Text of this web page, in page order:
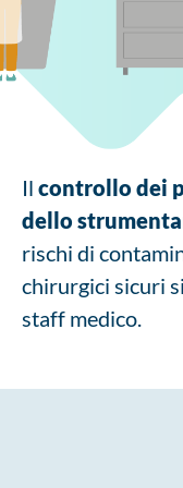
Il controllo dei
dello
rischi di
chirurgici sicuri
staff medico.